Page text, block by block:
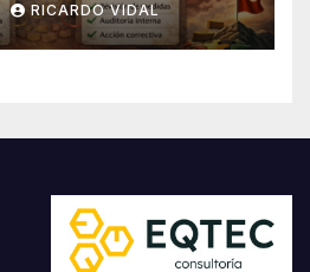
RICARDO VIDAL